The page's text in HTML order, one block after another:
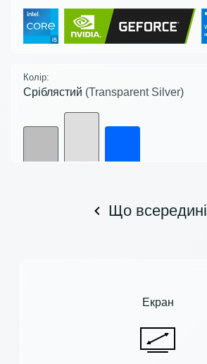
Колір:
Сріблястий (Transparent Silver)
Що всередині
Екран